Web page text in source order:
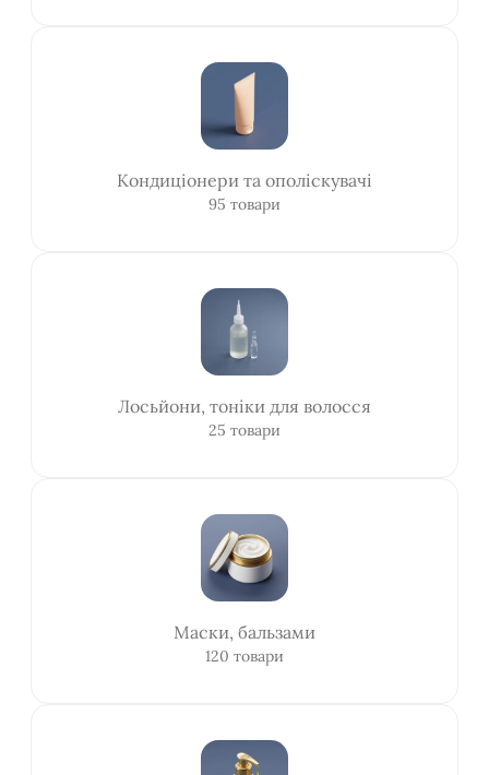
Кондиціонери та ополіскувачі
95 товари
Лосьйони, тоніки для волосся
25 товари
Маски, бальзами
120 товари